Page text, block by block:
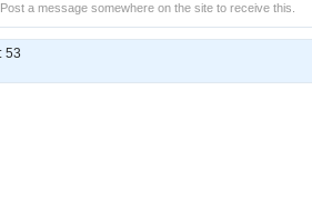
Post a message somewhere on the site to receive this.
53